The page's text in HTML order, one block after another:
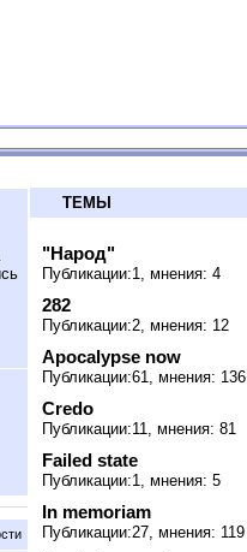
ТЕМЫ
"Народ"
Публикации:1, мнения: 4
282
Публикации:2, мнения: 12
Apocalypse now
Публикации:61, мнения: 136
Credo
Публикации:11, мнения: 81
Failed state
Публикации:1, мнения: 5
In memoriam
Публикации:27, мнения: 119